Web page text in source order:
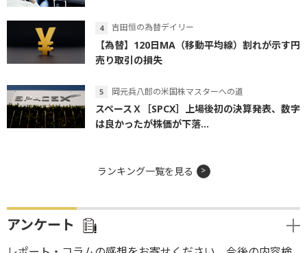
吉田恒の為替デイリー
【為替】120日MA（移動平均線）割れが示す円
売り取引の損失
岡元兵八郎の米国株マスターへの道
スペースＸ［SPCX］上場後初の決算発表、数字
は良かったが株価が下落...
ランキング一覧を見る
アンケート